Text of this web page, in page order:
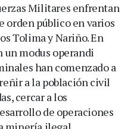
Militares enfrentan
orden público en varios
Tolima y Nariño. En
un modus operandi
han comenzado a
a la población civil
cercar a los
de operaciones